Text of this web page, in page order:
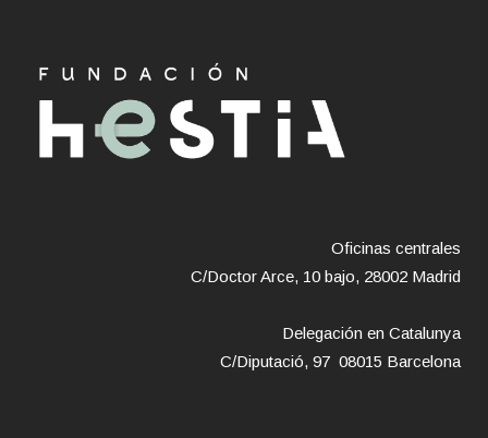
Oficinas centrales
C/Doctor Arce, 10 bajo, 28002 Madrid
Delegación en Catalunya
C/Diputació, 97 08015 Barcelona